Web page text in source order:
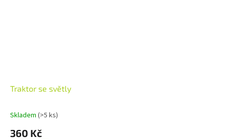
Traktor se světly
Skladem (>5 ks)
360 Kč